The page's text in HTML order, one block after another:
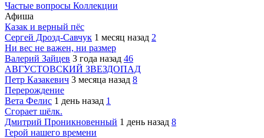
Частые вопросы Коллекции
Афиша
Казак и верный пёс
Сергей Дрозд-Савчук 1 месяц назад 2
Ни вес не важен, ни размер
Валерий Зайцев 3 года назад 46
АВГУСТОВСКИЙ ЗВЕЗДОПАД
Петр Казакевич 3 месяца назад 8
Перерождение
Вета Фелис 1 день назад 1
Сгорает шёлк.
Дмитрий Проникновенный 1 день назад 8
Герой нашего времени